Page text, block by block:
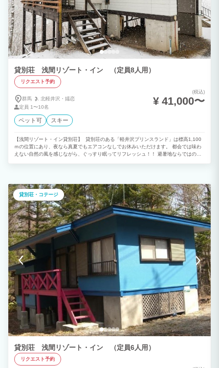
貸別荘 浅間リゾート・イン （定員8人用）
リクエスト予約
群馬 北軽井沢・ 嬬恋
定員 1〜10名
(税込)
¥ 41,000〜
ペット可 スキー
【浅間リゾート・イン貸別荘】 貸別荘のある「軽井沢プリンスランド」は標高1,100
ｍの位置にあり、夜なら真夏でもエアコンなしでお休みいただけます。 都会では味わ
えない自然の風を感じながら、ぐっすり眠ってリフレッシュ！！ 避暑地ならではの時
分にお持ち下さい。
貸別荘・コテージ
貸別荘 浅間リゾート・イン （定員6人用）
リクエスト予約